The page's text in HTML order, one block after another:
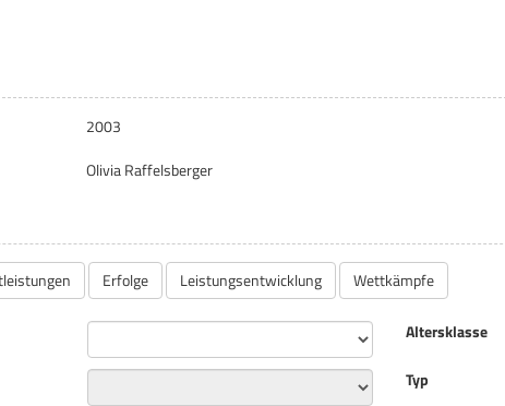
2003
Olivia Raffelsberger
Erfolge Leistungsentwicklung Wettkämpfe
Altersklasse
Typ